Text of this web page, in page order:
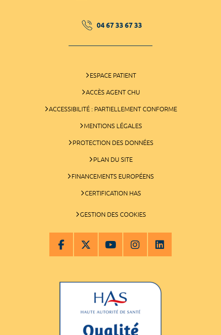
04 67 33 67 33
ESPACE PATIENT
ACCÈS AGENT CHU
ACCESSIBILITÉ : PARTIELLEMENT CONFORME
MENTIONS LÉGALES
PROTECTION DES DONNÉES
PLAN DU SITE
FINANCEMENTS EUROPÉENS
CERTIFICATION HAS
GESTION DES COOKIES